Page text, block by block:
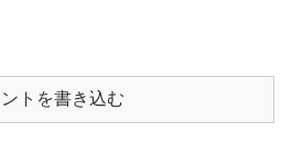
トを書き込む